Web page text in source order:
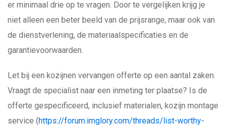
er minimaal drie op te vragen. Door te vergelijken krijg je
niet alleen een beter beeld van de prijsrange, maar ook van
de dienstverlening, de materiaalspecificaties en de
garantievoorwaarden.
Let bij een kozijnen vervangen offerte op een aantal zaken.
Vraagt de specialist naar een inmeting ter plaatse? Is de
offerte gespecificeerd, inclusief materialen, kozijn montage
service (https://forum.imglory.com/threads/list-worthy-